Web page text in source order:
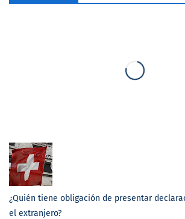
¿Quién tiene obligación de presentar
el extranjero?